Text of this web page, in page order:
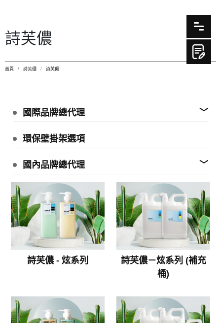
詩芙儂
首頁 詩芙儂 詩芙儂
國際品牌總代理
環保壁掛架選項
國內品牌總代理
詩芙儂 - 炫系列
詩芙儂－炫系列 (補充
桶)